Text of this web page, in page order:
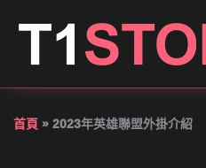
首頁 » 2023年英雄聯盟外掛介紹